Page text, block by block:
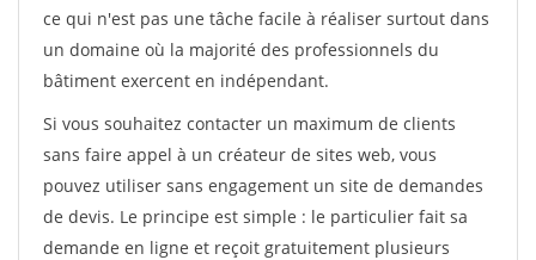
ce qui n'est pas une tâche facile à réaliser surtout dans
un domaine où la majorité des professionnels du
bâtiment exercent en indépendant.
Si vous souhaitez contacter un maximum de clients
sans faire appel à un créateur de sites web, vous
pouvez utiliser sans engagement un site de demandes
de devis. Le principe est simple : le particulier fait sa
demande en ligne et reçoit gratuitement plusieurs